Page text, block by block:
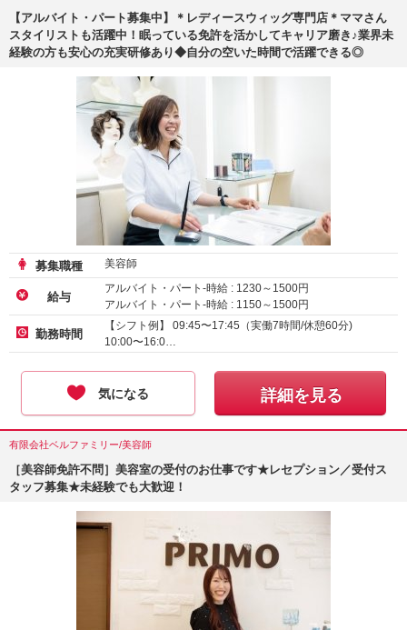
【アルバイト・パート募集中】＊レディースウィッグ専門店＊ママさん
スタイリストも活躍中！眠っている免許を活かしてキャリア磨き♪業界未
経験の方も安心の充実研修あり◆自分の空いた時間で活躍できる◎
募集職種 美容師
給与
アルバイト・パート-時給 : 1230～ 1500円
アルバイト・パート-時給 : 1150～ 1500円
アルバイト・パート-時給 :1180～1500円
勤務時間
【シフト例】 09:45〜17:45（実働7時間/休憩60分)
10:00〜16:0…
気になる 詳細を見る
有限会社ベルファミリー/美容師
［美容師免許不問］美容室の受付のお仕事です★レセプション／受付ス
タッフ募集★未経験でも大歓迎！